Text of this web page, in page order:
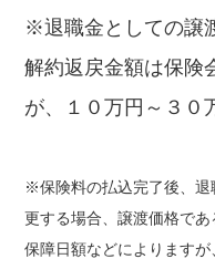
※退職金としての譲
解約返戻金額は保険
が、１０万円～３０
※保険料の払込完了後、退
更する場合、譲渡価格で
保障日額などによります